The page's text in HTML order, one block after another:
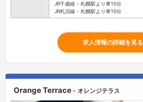
JR千歳線 - 札幌駅より車10分
JR札沼線 - 札幌駅より車10分
求人情報の詳細を見る
Orange Terrace - オレンジテラス